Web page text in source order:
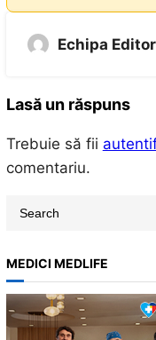
Echipa
Lasă un răspuns
Trebuie să fii
comentariu.
r
c
h
MEDICI MEDLIFE